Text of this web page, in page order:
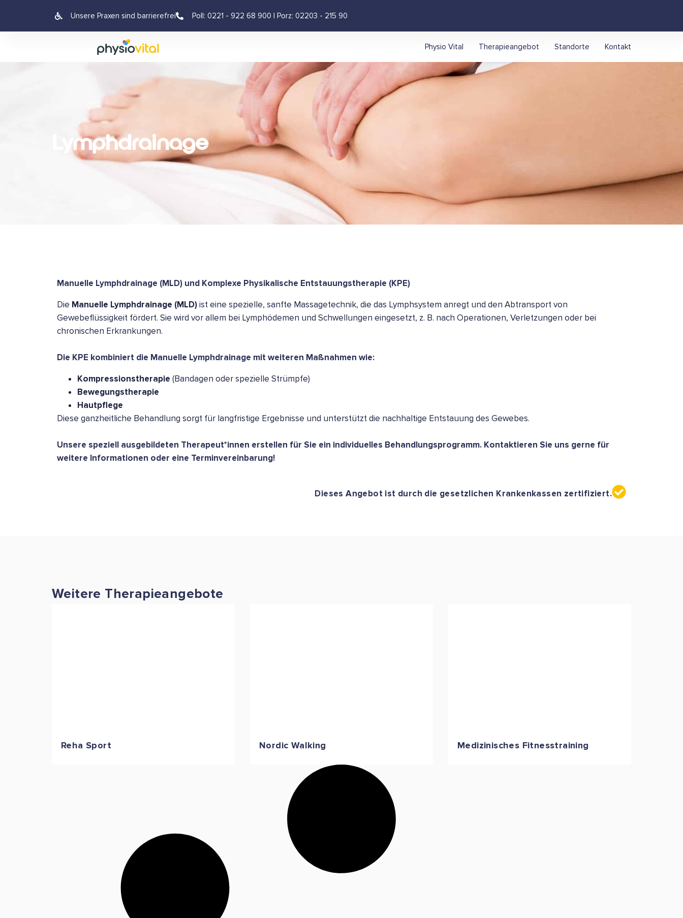
Unsere Praxen sind barrierefrei Poll: 0221 - 922 68 900 | Porz: 02203 - 215 90
Physio Vital Therapieangebot Standorte Kontakt
Lymphdrainage
Manuelle Lymphdrainage (MLD) und Komplexe Physikalische Entstauungstherapie (KPE)
Die Manuelle Lymphdrainage (MLD)ist eine spezielle, sanfte Massagetechnik, die das Lymphsystem anregt und den Abtransport von
Gewebeflüssigkeit fördert. Sie wird vor allem bei Lymphödemen und Schwellungen eingesetzt, z. B. nach Operationen, Verletzungen oder bei
chronischen Erkrankungen.
Die KPE kombiniert die Manuelle Lymphdrainage mit weiteren Maßnahmen wie:
Kompressionstherapie (Bandagen oder spezielle Strümpfe)
Bewegungstherapie
Hautpflege
Diese ganzheitliche Behandlung sorgt für langfristige Ergebnisse und unterstützt die nachhaltige Entstauung des Gewebes.
Unsere speziell ausgebildeten Therapeut*innen erstellen für Sie ein individuelles Behandlungsprogramm. Kontaktieren Sie uns gerne für
weitere Informationen oder eine Terminvereinbarung!
Dieses Angebot ist durch die gesetzlichen Krankenkassen zertifiziert.
Weitere Therapieangebote
Reha Sport Nordic Walking Medizinisches Fitnesstraining